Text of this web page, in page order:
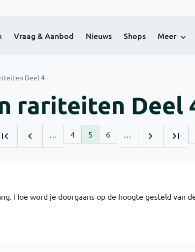
Vraag & Aanbod Nieuws Shops Meer
Deel 4
rariteiten Deel
… 4 5 6 …
Hoe word je doorgaans op de hoogte gesteld van